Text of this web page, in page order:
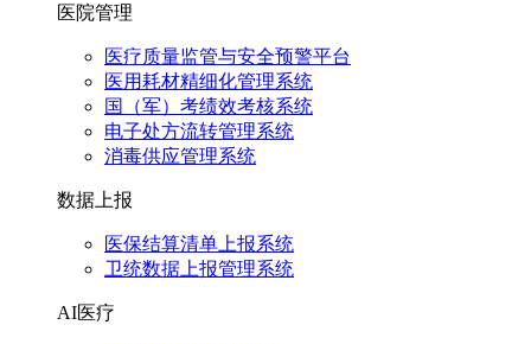
医院管理
医疗质量监管与安全预警平台
医用耗材精细化管理系统
国（军）考绩效考核系统
电子处方流转管理系统
消毒供应管理系统
数据上报
医保结算清单上报系统
卫统数据上报管理系统
AI医疗